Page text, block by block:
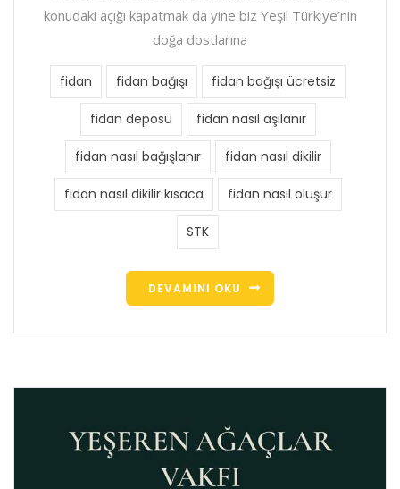
konudaki açığı kapatmak da yine biz Yeşil Türkiye’nin
doğa dostlarına
fidan fidan bağışı fidan bağışı ücretsiz
fidan deposu fidan nasıl aşılanır
fidan nasıl bağışlanır fidan nasıl dikilir
fidan nasıl dikilir kısaca fidan nasıl oluşur
STK
DEVAMINI OKU